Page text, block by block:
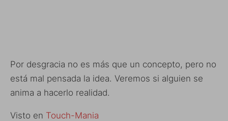
Por desgracia no es más que un concepto, pero no
está mal pensada la idea. Veremos si alguien se
anima a hacerlo realidad.
Visto en Touch-Mania